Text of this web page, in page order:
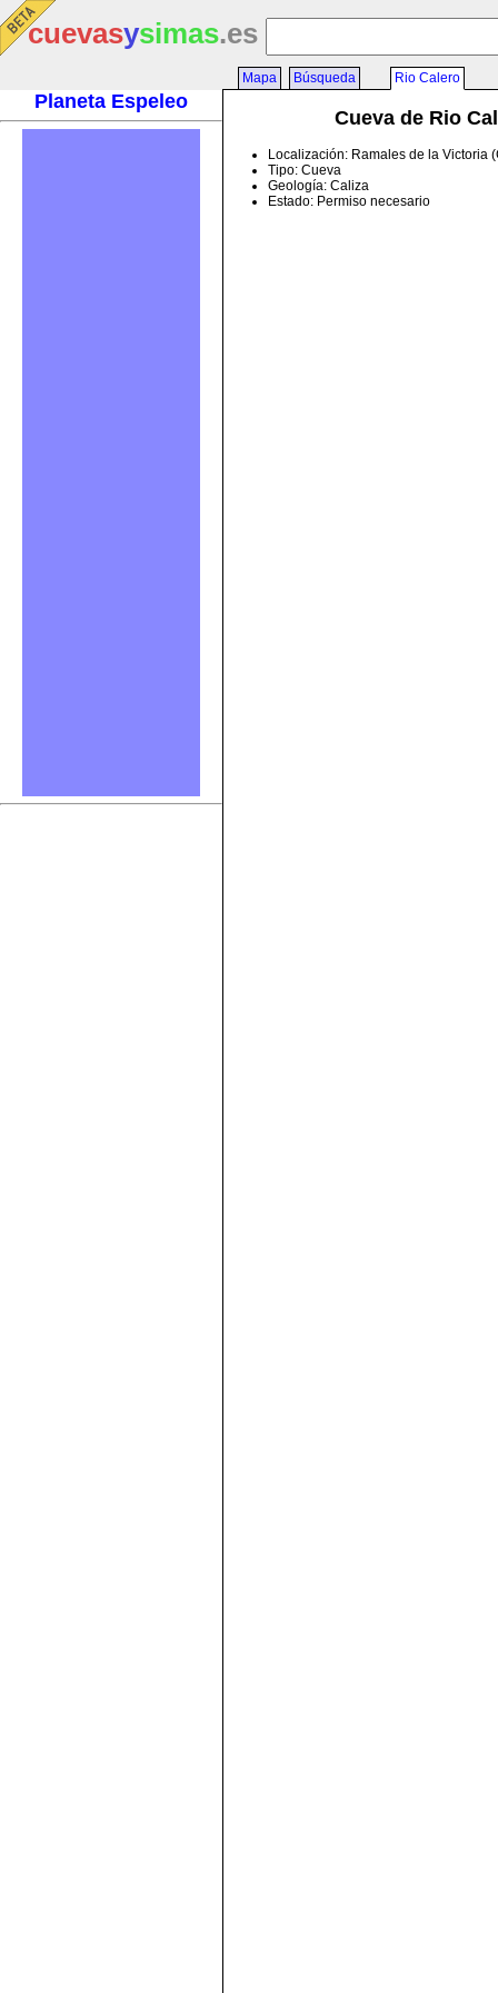
cuevasysimas.es
Planeta Espeleo
Mapa Búsqueda Rio Calero
Cueva de Rio
Localización: Ramales de la Victoria
Tipo: Cueva
Geología: Caliza
Estado: Permiso necesario